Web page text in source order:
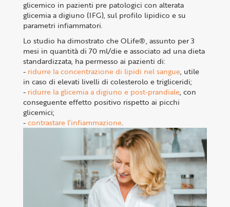
glicemico in pazienti pre patologici con alterata
glicemia a digiuno (IFG), sul profilo lipidico e su
parametri infiammatori.
Lo studio ha dimostrato che OLife®, assunto per 3
mesi in quantità di 70 ml/die e associato ad una dieta
standardizzata, ha permesso ai pazienti di:
- ridurre la concentrazione di lipidi nel sangue, utile
in caso di elevati livelli di colesterolo e trigliceridi;
- ridurre la glicemia a digiuno e post-prandiale, con
conseguente effetto positivo rispetto ai picchi
glicemici;
-contrastare l’infiammazione.